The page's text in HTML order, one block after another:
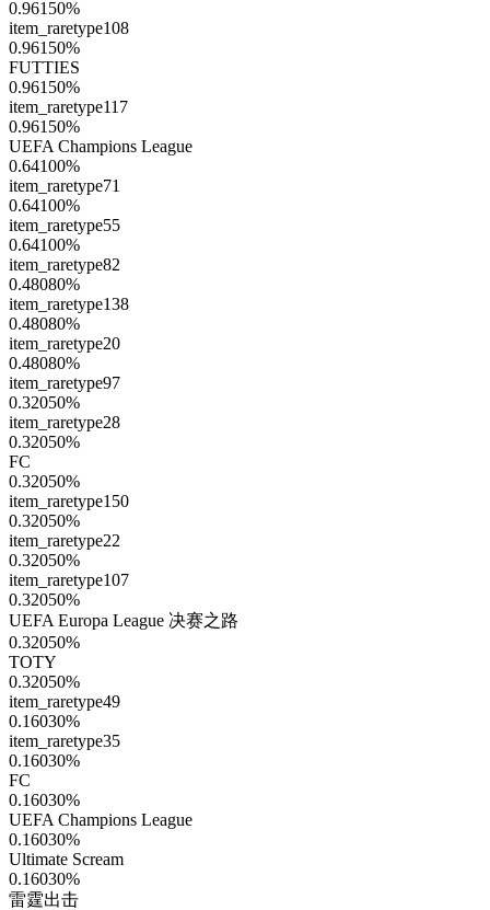
0.96150%
item_raretype108
0.96150%
FUTTIES
0.96150%
item_raretype117
0.96150%
UEFA Champions League
0.64100%
item_raretype71
0.64100%
item_raretype55
0.64100%
item_raretype82
0.48080%
item_raretype138
0.48080%
item_raretype20
0.48080%
item_raretype97
0.32050%
item_raretype28
0.32050%
FC
0.32050%
item_raretype150
0.32050%
item_raretype22
0.32050%
item_raretype107
0.32050%
UEFA Europa League 决赛之路
0.32050%
TOTY
0.32050%
item_raretype49
0.16030%
item_raretype35
0.16030%
FC
0.16030%
UEFA Champions League
0.16030%
Ultimate Scream
0.16030%
雷霆出击